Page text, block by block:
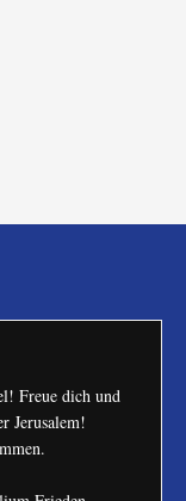
Freue dich und
Jerusalem!